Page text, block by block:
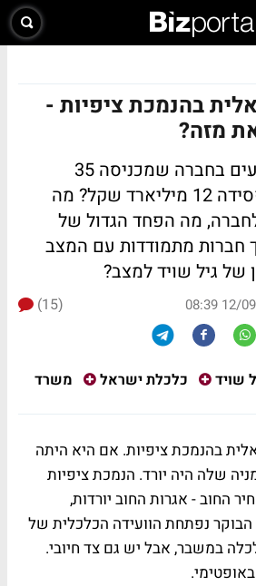
בהנמכת ציפיות -
מזה?
האם הייתם משקיעים בחברה שמכניסה 35
מיליארד שקל ומפסידה 12 מיליארד שקל? מה
מה הפחד הגדול של
חברות מתמודדות עם המצב
גיל שויד למצב?
12/09/
(15)
שויד כלכלת ישראל
משרד
בהנמכת ציפיות. אם היא היתה
שלה היה יורד. הנמכת ציפיות
החוב - אגרות החוב יורדות,
נפתחת הוועידה הכלכלית של
במשבר, אבל יש גם צד חיובי.